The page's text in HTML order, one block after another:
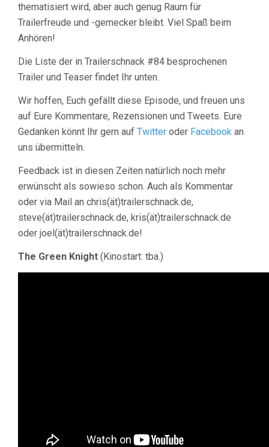
thematisiert wird, aber auch genug Raum für
Trailerfreude und -gemecker bleibt. Viel Spaß beim
Anhören!
Die Liste der in Trailerschnack #84 besprochenen
Trailer und Teaser findet Ihr unten.
Wir hoffen, Euch gefällt diese Episode, und freuen uns
auf Eure Kommentare, Rezensionen und Tweets. Eure
Gedanken könnt Ihr gern auf Twitter oder Facebook an
uns übermitteln.
Feedback ist in diesen Zeiten natürlich noch mehr
erwünscht als sowieso schon. Auch als Kommentar
oder via Mail an chris(ät)trailerschnack.de,
steve(ät)trailerschnack.de, kris(ät)trailerschnack.de
oder joel(ät)trailerschnack.de!
The Green Knight (Kinostart: tba.)